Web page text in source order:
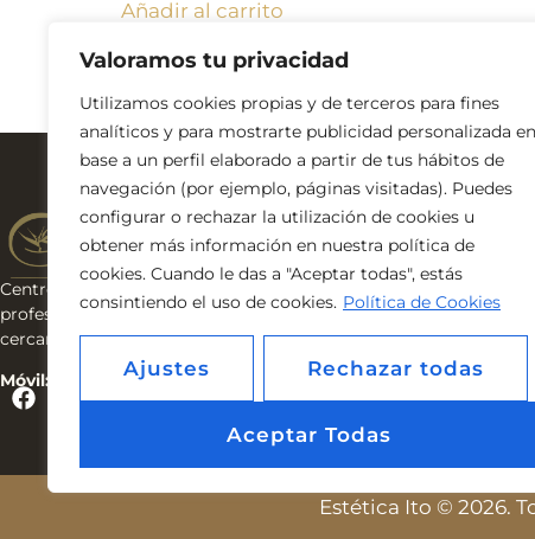
Valoramos tu privacidad
Utilizamos cookies propias y de terceros para fines
analíticos y para mostrarte publicidad personalizada en
base a un perfil elaborado a partir de tus hábitos de
navegación (por ejemplo, páginas visitadas). Puedes
configurar o rechazar la utilización de cookies u
obtener más información en nuestra política de
cookies. Cuando le das a "Aceptar todas", estás
consintiendo el uso de cookies. Política de Cookies
Ajustes Rechazar todas
Aceptar Todas
Añadir al carrito
Centro de estética & bienestar. Cosmética
profesional, tratamientos avanzados y trato
cercano en Tenerife.
Móvil: 653 928 152
Navega por
INICIO
NOSOTRAS
SERVICIOS
TIENDA
BLOG
CONTACTO
Estética Ito © 2026.